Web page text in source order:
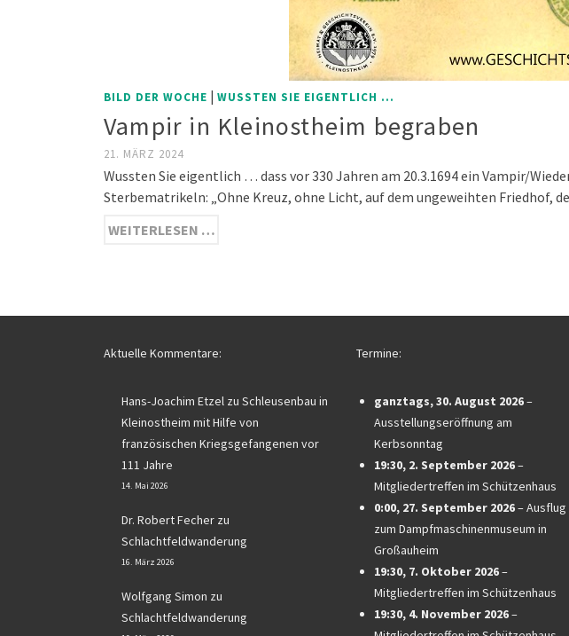
BILD DER WOCHE | WUSSTEN SIE EIGENTLICH ...
Vampir in Kleinostheim begraben
21. MÄRZ 2024
Wussten Sie eigentlich … dass vor 330 Jahren am 20.3.1694 ein Vampir/
Sterbematrikeln: „Ohne Kreuz, ohne Licht, auf dem ungeweihten Friedhof,
WEITERLESEN …
Aktuelle Kommentare:
Hans-Joachim Etzel zu Schleusenbau in
Kleinostheim mit Hilfe von
französischen Kriegsgefangenen vor
111 Jahre
14. Mai 2026
Dr. Robert Fecher zu
Schlachtfeldwanderung
16. März 2026
Wolfgang Simon zu
Schlachtfeldwanderung
Termine:
ganztags,30. August 2026–
Ausstellungseröffnung am
Kerbsonntag
19:30, 2. September 2026–
Mitgliedertreffen im Schützenhaus
0:00, 27. September 2026–Ausflug
zum Dampfmaschinenmuseum in
Großauheim
19:30, 7. Oktober 2026–
Mitgliedertreffen im Schützenhaus
19:30, 4. November 2026–